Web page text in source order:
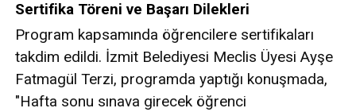
Sertifika Töreni ve Başarı Dilekleri
Program kapsamında öğrencilere sertifikaları
takdim edildi. İzmit Belediyesi Meclis Üyesi Ayşe
Fatmagül Terzi, programda yaptığı konuşmada,
"Hafta sonu sınava girecek öğrenci